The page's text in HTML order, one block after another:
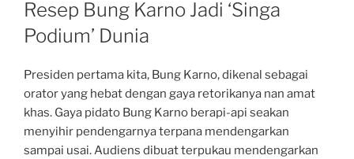
Resep Bung Karno Jadi ‘Singa
Podium’ Dunia
Presiden pertama kita, Bung Karno, dikenal sebagai
orator yang hebat dengan gaya retorikanya nan amat
khas. Gaya pidato Bung Karno berapi-api seakan
menyihir pendengarnya terpana mendengarkan
sampai usai. Audiens dibuat terpukau mendengarkan